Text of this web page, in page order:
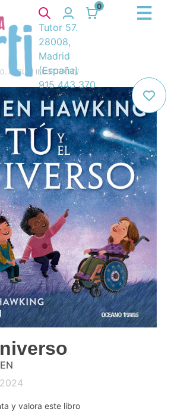
0
Tutor 57.
28008,
Madrid
(España)
915 443 370
ÁLBUM ILUSTRADO/
y valora este libro